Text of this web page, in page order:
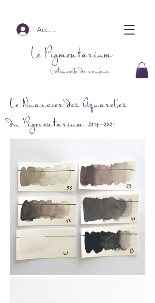
Accedi
Le Pigmentarium
L'étincelle de couleur
Le Nuancier desAquarelles
du Pigmentarium2014-2021